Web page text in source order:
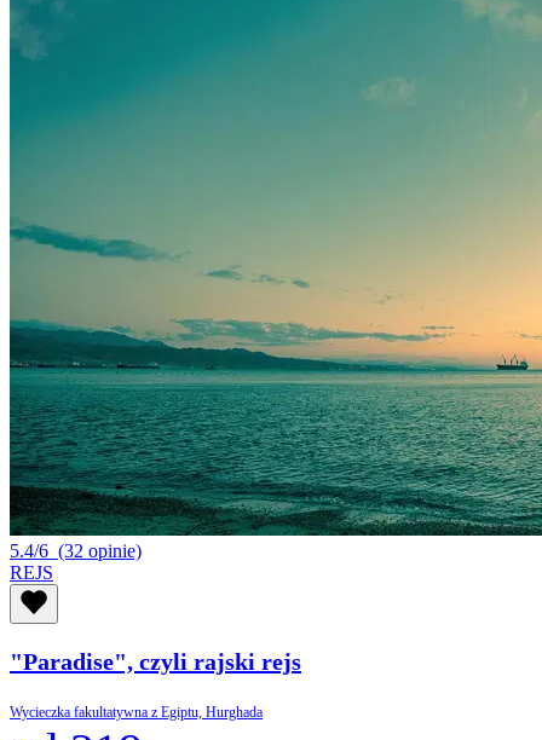
5.4/6 (32 opinie)
REJS
"Paradise", czyli rajski rejs
Wycieczka fakultatywna z Egiptu, Hurghada